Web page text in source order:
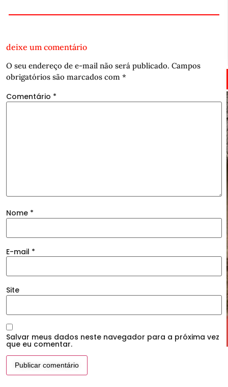
deixe um comentário
O seu endereço de e-mail não será publicado. Campos
obrigatórios são marcados com *
Comentário *
Nome *
E-mail *
Site
Salvar meus dados neste navegador para a próxima vez
que eu comentar.